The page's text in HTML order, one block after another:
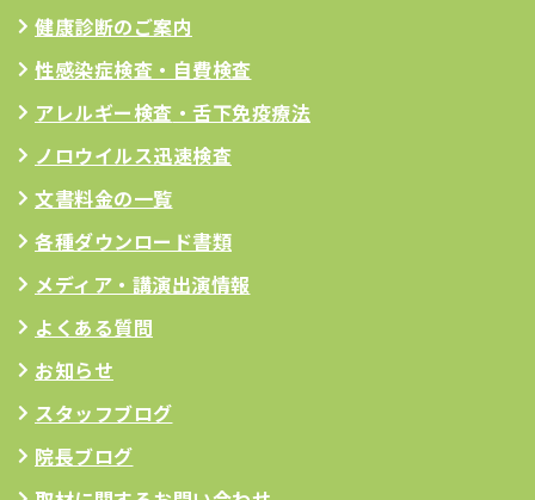
健康診断のご案内
性感染症検査・自費検査
アレルギー検査 ・舌下免疫療法
ノロウイルス迅速検査
文書料金の一覧
各種ダウンロード書類
メディア・講演出演情報
よくある質問
お知らせ
スタッフブログ
院長ブログ